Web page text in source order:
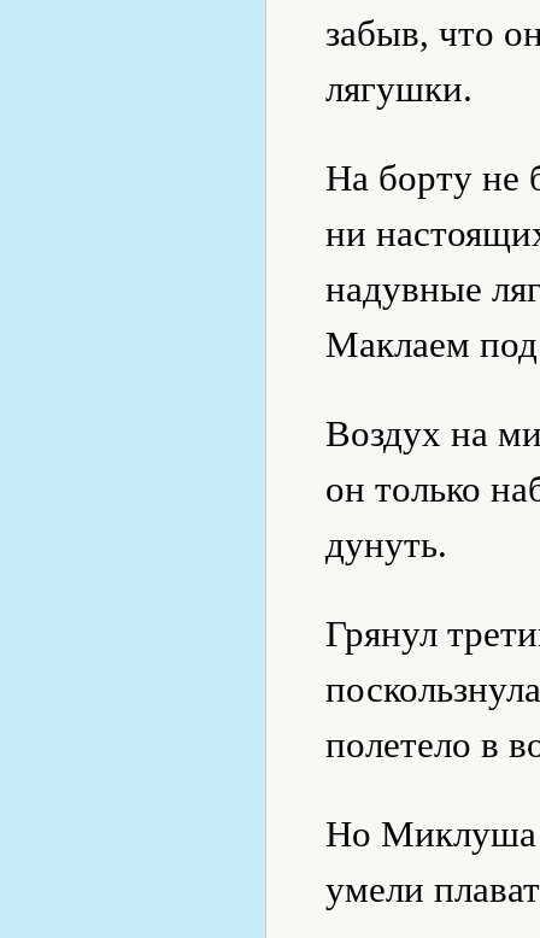
забыв, что
лягушки.
На борту не
ни
надувные
Маклаем под
Воздух на
он только
дунуть.
Грянул
полетело в
Но Миклуша
умели